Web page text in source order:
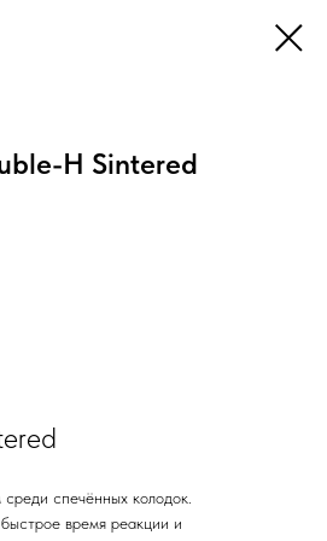
H Sintered
спечённых колодок.
время реакции и